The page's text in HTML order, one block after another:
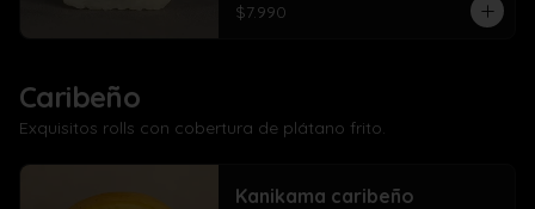
$7.990
Caribeño
Exquisitos rolls con cobertura de plátano frito.
Kanikama caribeño